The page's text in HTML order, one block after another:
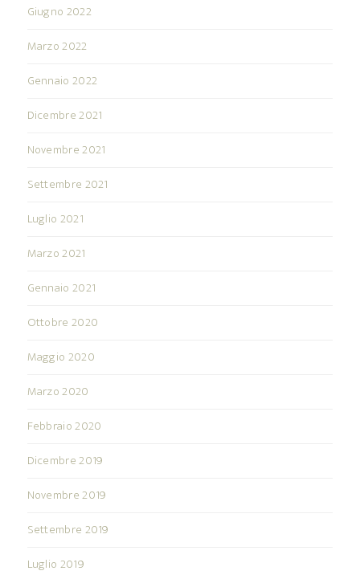
Giugno 2022
Marzo 2022
Gennaio 2022
Dicembre 2021
Novembre 2021
Settembre 2021
Luglio 2021
Marzo 2021
Gennaio 2021
Ottobre 2020
Maggio 2020
Marzo 2020
Febbraio 2020
Dicembre 2019
Novembre 2019
Settembre 2019
Luglio 2019